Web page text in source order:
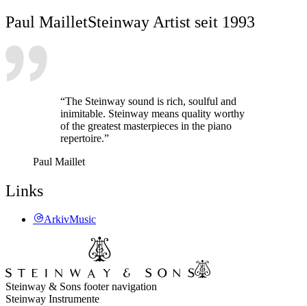
Paul MailletSteinway Artist seit 1993
“The Steinway sound is rich, soulful and
inimitable. Steinway means quality worthy
of the greatest masterpieces in the piano
repertoire.”
Paul Maillet
Links
ArkivMusic
Steinway & Sons footer navigation
Steinway Instrumente